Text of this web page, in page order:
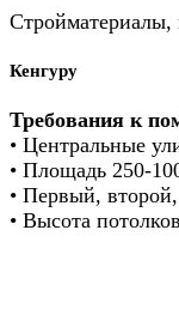
Стройматериалы,
Кенгуру
Требования к
• Центральные
• Площадь 250-
• Первый,
• Высота